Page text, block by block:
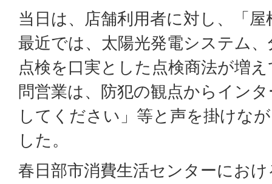
当日は、店舗利用者に対し、「
最近では、太陽光発電システム
点検を口実とした点検商法が増
問営業は、防犯の観点からイン
してください」等と声を掛けな
した。
春日部市消費生活センターにお